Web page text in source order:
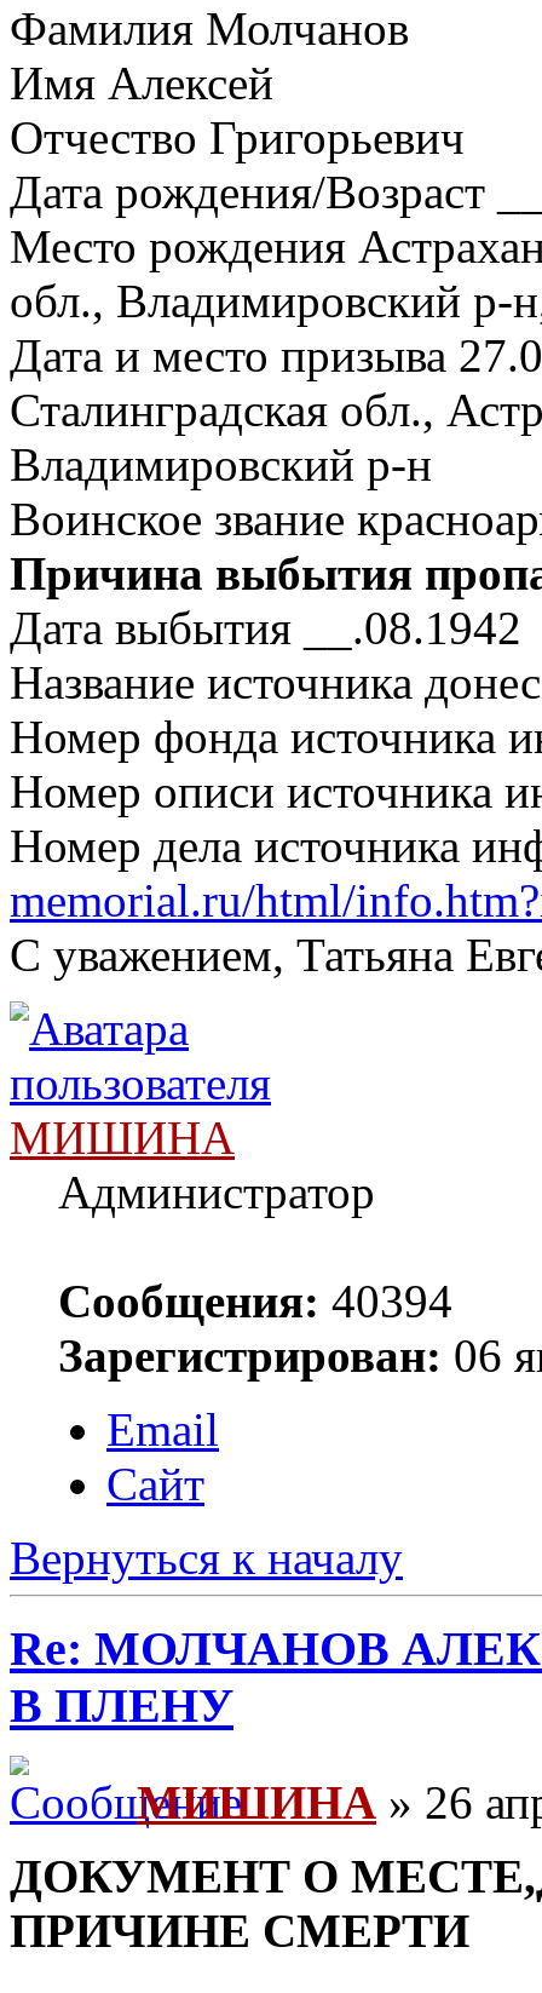
Фамилия Молчанов
Имя Алексей
Отчество Григорьевич
Дата рождения/Возраст
Место рождения
обл., Владимировский р-
Дата и место призыва
Сталинградская обл.,
Владимировский р-н
Воинское звание
Причина выбытия
Дата выбытия __.08.1942
Название источника
Номер фонда источника
Номер описи источника
Номер дела источника
memorial.ru/html/
С уважением, Татьяна
МИШИНА
Администратор
Сообщения: 40394
Зарегистрирован: 06
Email
Сайт
Вернуться к началу
Re: МОЛЧАНОВ
В ПЛЕНУ
МИШИНА » 26
ДОКУМЕНТ О
ПРИЧИНЕ СМЕРТИ